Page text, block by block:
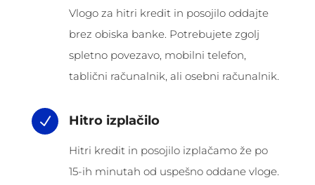
Vlogo za hitri kredit in posojilo oddajte
brez obiska banke. Potrebujete zgolj
spletno povezavo, mobilni telefon,
tablični računalnik, ali osebni računalnik.
N Hitro izplačilo
Hitri kredit in posojilo izplačamo že po
15-ih minutah od uspešno oddane vloge.